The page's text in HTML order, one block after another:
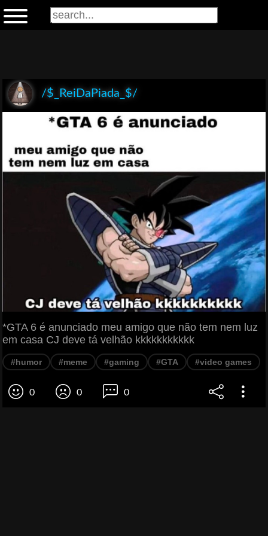
/$_ReiDaPiada_$/
*GTA 6 é anunciado meu amigo que não tem nem luz
em casa CJ deve tá velhão kkkkkkkkkkk
#humor #meme #gaming #GTA #video games
0 0 0